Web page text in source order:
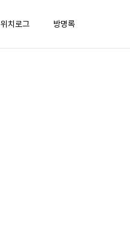
위치로그 방명록